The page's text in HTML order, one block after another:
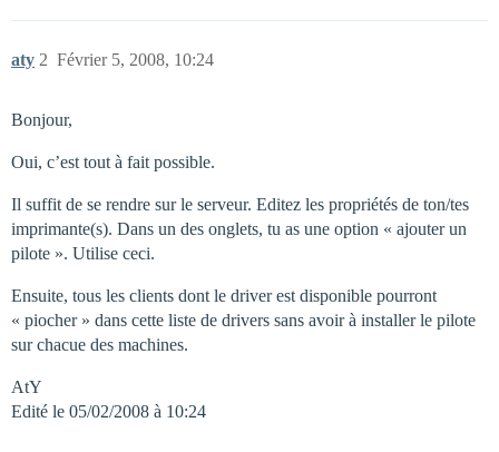
aty Février 5, 2008, 10:24
2
Bonjour,
Oui, c’est tout à fait possible.
Il suffit de se rendre sur le serveur. Editez les propriétés de ton/tes
imprimante(s). Dans un des onglets, tu as une option « ajouter un
pilote ». Utilise ceci.
Ensuite, tous les clients dont le driver est disponible pourront
« piocher » dans cette liste de drivers sans avoir à installer le pilote
sur chacue des machines.
AtY
Edité le 05/02/2008 à 10:24